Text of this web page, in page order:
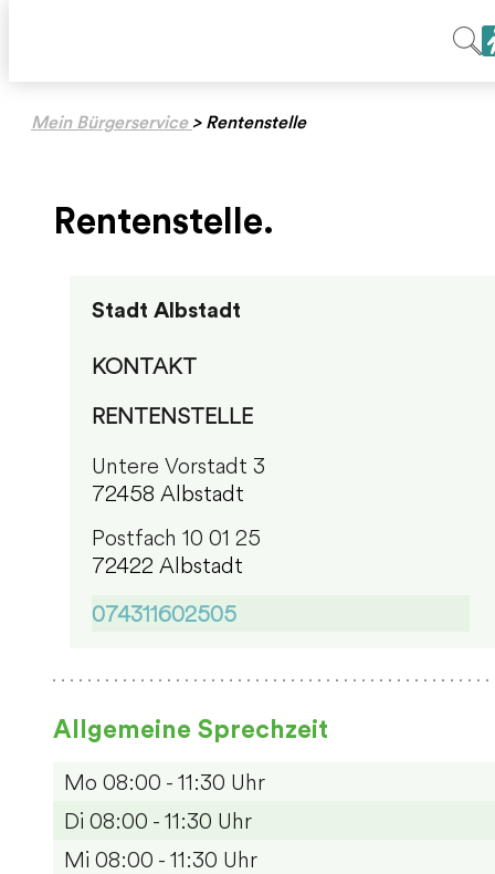
Mein Bürgerservice > Rentenstelle
Rentenstelle.
Stadt Albstadt
KONTAKT
RENTENSTELLE
Untere Vorstadt 3
72458 Albstadt
Postfach 10 01 25
72422 Albstadt
074311602505
Allgemeine Sprechzeit
Mo 08:00 - 11:30 Uhr
Di 08:00 - 11:30 Uhr
Mi 08:00 - 11:30 Uhr